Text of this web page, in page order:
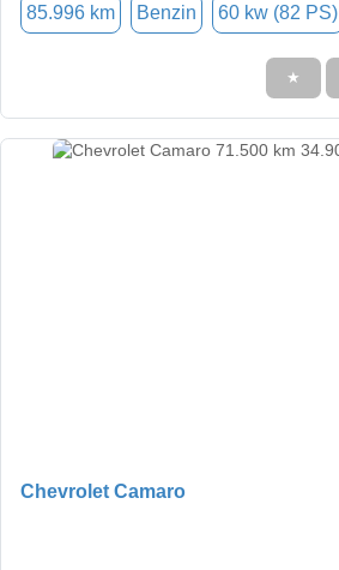
85.996 km Benzin 60 kw (82 PS)
★
Chevrolet Camaro